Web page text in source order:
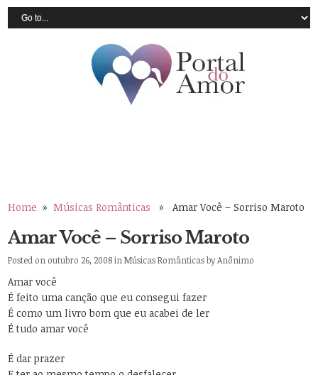
Home » Músicas Românticas » Amar Você – Sorriso Maroto
Amar Você – Sorriso Maroto
Posted on outubro 26, 2008 inMúsicas RomânticasbyAnônimo
Amar você
É feito uma canção que eu consegui fazer
É como um livro bom que eu acabei de ler
É tudo amar você
É dar prazer